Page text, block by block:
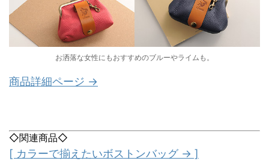
お洒落な女性にもおすすめのブルーやライムも。
商品詳細ページ →
◇関連商品◇
[ カラーで揃えたいボストンバッグ → ]